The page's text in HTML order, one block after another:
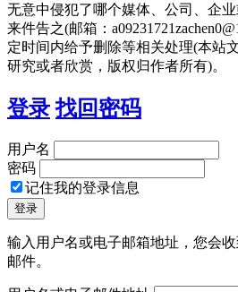
无意中侵犯了哪个媒体、公司、企
来件告之(邮箱：
定时间内给予删除等相关处理(本站
研究或者欣赏，版权归作者所有)。
登录 找回密码
用户名
密码
记住我的登录信息
输入用户名或电子邮箱地址，您会
邮件。